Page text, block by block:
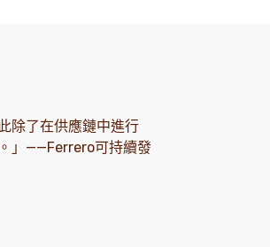
除了在供應鏈中進行
」——Ferrero可持續發